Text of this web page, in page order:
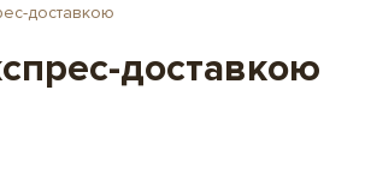
доставкою
доставкою